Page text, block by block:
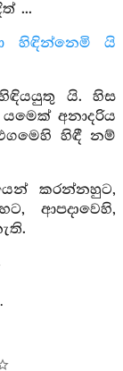
...
හිඳින්නෙමි යි
යි. හිස
අනාදරිය
හිඳී නම්
කරන්නහුට,
ආපදාවෙහි,